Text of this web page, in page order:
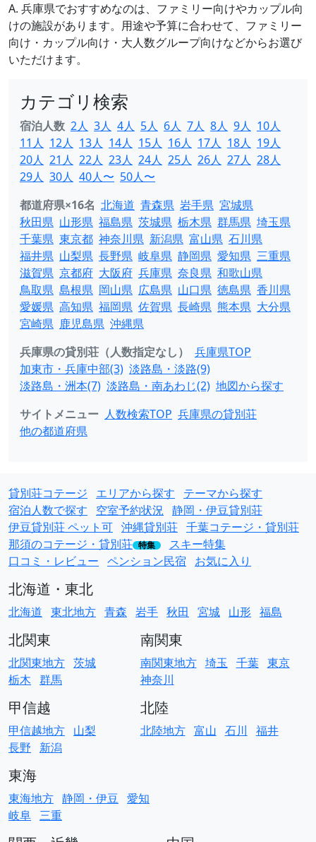
A. 兵庫県でおすすめなのは、ファミリー向けやカップル向
けの施設があります。用途や予算に合わせて、ファミリー
向け・カップル向け・大人数グループ向けなどからお選び
いただけます。
カテゴリ検索
宿泊人数 2人 3人 4人 5人 6人 7人 8人 9人 10人
11人 12人 13人 14人 15人 16人 17人 18人 19人
20人 21人 22人 23人 24人 25人 26人 27人 28人
29人 30人 40人〜 50人〜
都道府県×16名 北海道 青森県 岩手県 宮城県
秋田県 山形県 福島県 茨城県 栃木県 群馬県 埼玉県
千葉県 東京都 神奈川県 新潟県 富山県 石川県
福井県 山梨県 長野県 岐阜県 静岡県 愛知県 三重県
滋賀県 京都府 大阪府 兵庫県 奈良県 和歌山県
鳥取県 島根県 岡山県 広島県 山口県 徳島県 香川県
愛媛県 高知県 福岡県 佐賀県 長崎県 熊本県 大分県
宮崎県 鹿児島県 沖縄県
兵庫県の貸別荘（人数指定なし）
兵庫県TOP
加東市・兵庫中部(3) 淡路島・淡路(9)
淡路島・洲本(7) 淡路島・南あわじ(2) 地図から探す
サイトメニュー 人数検索TOP 兵庫県の貸別荘
他の都道府県
貸別荘コテージ エリアから探す
テーマから探す
宿泊人数で探す
空室予約状況 静岡・伊豆貸別荘
伊豆貸別荘 ペット可 沖縄貸別荘 千葉コテージ・貸別荘
那須のコテージ・貸別荘 特集
スキー特集
口コミ・レビュー ペンション民宿 お気に入り
北海道・東北
北海道 東北地方 青森 岩手 秋田 宮城 山形 福島
北関東
北関東地方 茨城
栃木 群馬
南関東
南関東地方 埼玉 千葉 東京
神奈川
甲信越
甲信越地方 山梨
長野
新潟
北陸
北陸地方 富山 石川 福井
東海
東海地方 静岡・伊豆 愛知
岐阜 三重